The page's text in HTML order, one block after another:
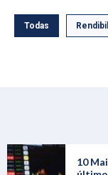
Todas
10